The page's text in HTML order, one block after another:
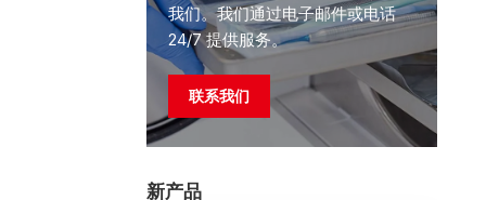
我们。我们通过电子邮件或电话
24/7 提供服务。
联系我们
新产品